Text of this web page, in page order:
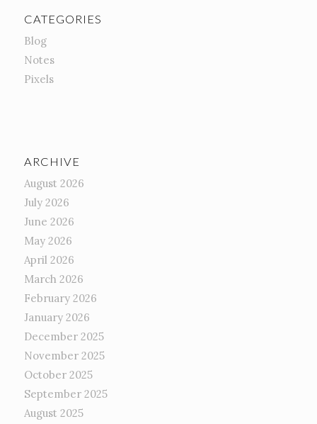
CATEGORIES
Blog
Notes
Pixels
ARCHIVE
August 2026
July 2026
June 2026
May 2026
April 2026
March 2026
February 2026
January 2026
December 2025
November 2025
October 2025
September 2025
August 2025